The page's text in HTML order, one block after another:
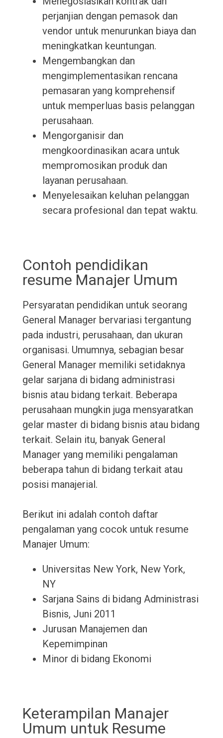
perjanjian dengan pemasok dan
vendor untuk menurunkan biaya dan
meningkatkan keuntungan.
Mengembangkan dan
mengimplementasikan rencana
pemasaran yang komprehensif
untuk memperluas basis pelanggan
perusahaan.
Mengorganisir dan
mengkoordinasikan acara untuk
mempromosikan produk dan
layanan perusahaan.
Menyelesaikan keluhan pelanggan
secara profesional dan tepat waktu.
Contoh pendidikan
resume Manajer Umum
Persyaratan pendidikan untuk seorang
General Manager bervariasi tergantung
pada industri, perusahaan, dan ukuran
organisasi. Umumnya, sebagian besar
General Manager memiliki setidaknya
gelar sarjana di bidang administrasi
bisnis atau bidang terkait. Beberapa
perusahaan mungkin juga mensyaratkan
gelar master di bidang bisnis atau bidang
terkait. Selain itu, banyak General
Manager yang memiliki pengalaman
beberapa tahun di bidang terkait atau
posisi manajerial.
Berikut ini adalah contoh daftar
pengalaman yang cocok untuk resume
Manajer Umum:
Universitas New York, New York,
NY
Sarjana Sains di bidang Administrasi
Bisnis, Juni 2011
Jurusan Manajemen dan
Kepemimpinan
Minor di bidang Ekonomi
Keterampilan Manajer
Umum untuk Resume